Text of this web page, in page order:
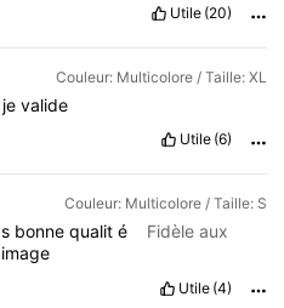
Utile (20)
Couleur: Multicolore / Taille: XL
je valide
Utile (6)
Couleur: Multicolore / Taille: S
s bonne qualit é
Fidèle aux
image
Utile (4)